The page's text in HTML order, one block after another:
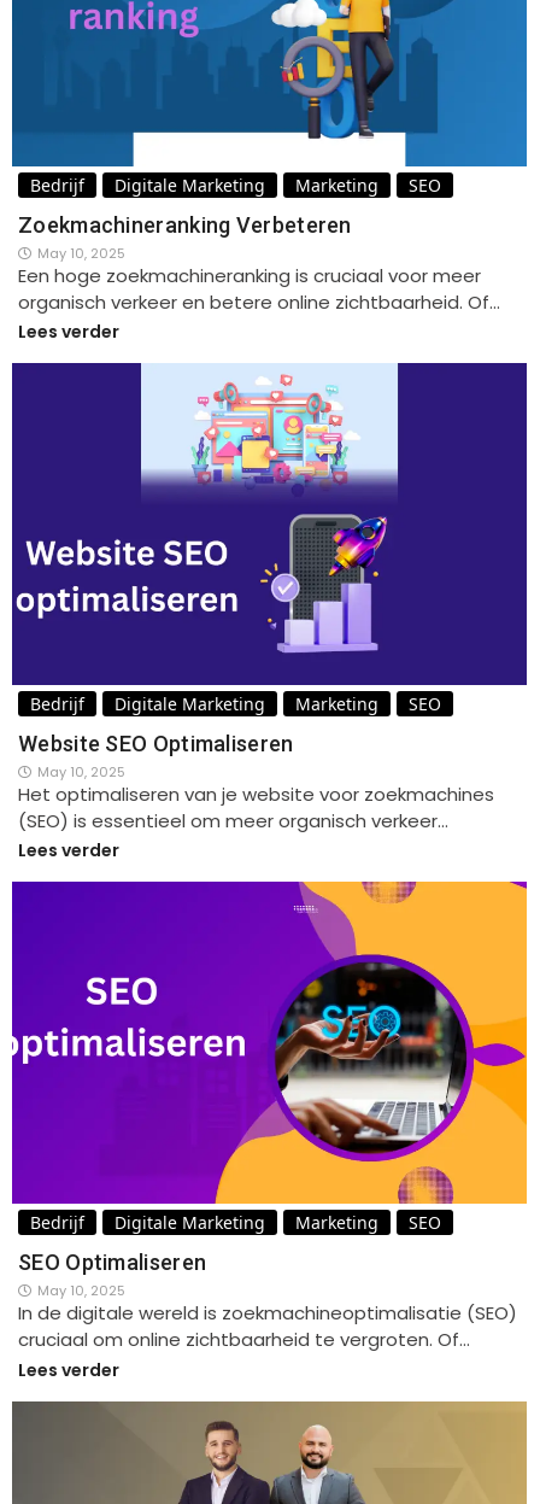
Bedrijf Digitale Marketing Marketing SEO
Zoekmachineranking Verbeteren
May 10, 2025
Een hoge zoekmachineranking is cruciaal voor meer
organisch verkeer en betere online zichtbaarheid. Of…
Lees verder
Bedrijf Digitale Marketing Marketing SEO
Website SEO Optimaliseren
May 10, 2025
Het optimaliseren van je website voor zoekmachines
(SEO) is essentieel om meer organisch verkeer…
Lees verder
Bedrijf Digitale Marketing Marketing SEO
SEO Optimaliseren
May 10, 2025
In de digitale wereld is zoekmachineoptimalisatie (SEO)
cruciaal om online zichtbaarheid te vergroten. Of…
Lees verder